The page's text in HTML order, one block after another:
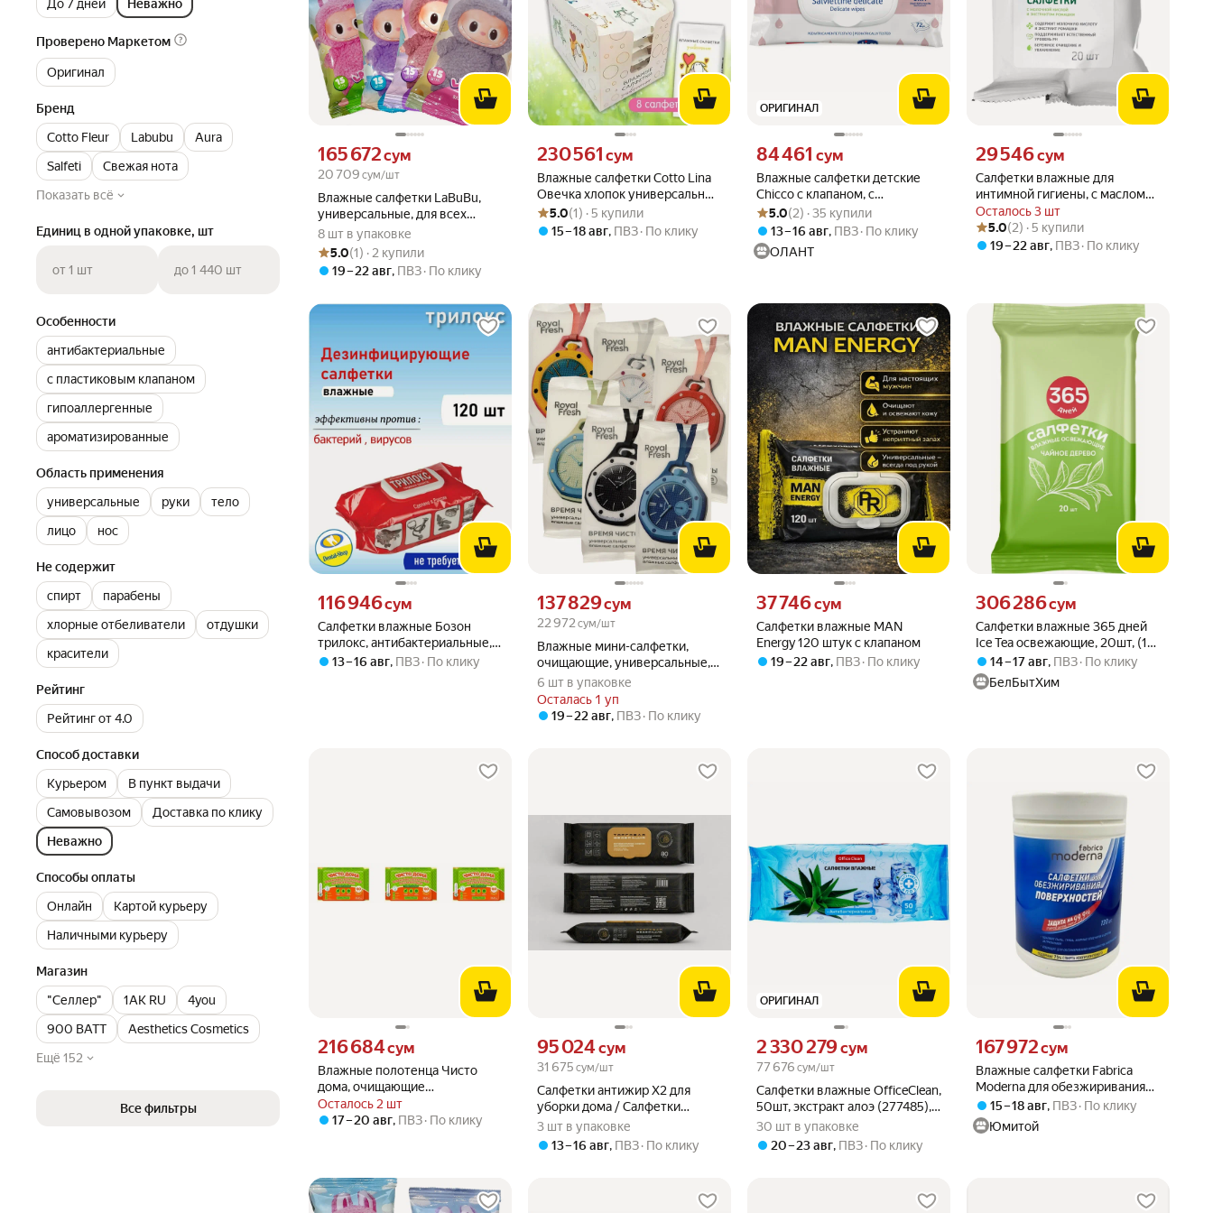
До 7 дней
Неважно
Проверено Маркетом
Оригинал
Бренд
Cotto Fleur
Labubu
Aura
Salfeti
Свежая нота
Показать всё
Единиц в одной упаковке, шт
от 1 шт до 1 440 шт
Особенности
антибактериальные
с пластиковым клапаном
гипоаллергенные
ароматизированные
Область применения
универсальные
руки
тело
лицо
нос
Не содержит
спирт
парабены
хлорные отбеливатели
отдушки
красители
Рейтинг
Рейтинг от 4.0
Способ доставки
Курьером
В пункт выдачи
Самовывозом
Доставка по клику
Неважно
Способы оплаты
Онлайн
Картой курьеру
Наличными курьеру
Магазин
"Селлер"
1AK RU
4you
900 ВАТТ
Aesthetics Cosmetics
Ещё 152
Все фильтры
Влажные салфетки LaBuBu,
универсальные, для всех
типов кожи,15 шт х 8 уп
8 шт в упаковке
Цена 165672 сум вместо
165 672сум
20 709 сум/шт
Рейтинг товара: 5.0 из 5
Оценок: (1) · 2 купили
5.0(1) · 2 купили
19 – 22 авг, ПВЗ По клику
Влажные салфетки Cotto Lina
Овечка хлопок универсальные
8шт. шоу-бокс 36 шт.
Цена 230561 сум вместо
230 561 сум
Рейтинг товара: 5.0 из 5
Оценок: (1) · 5 купили
5.0(1) · 5 купили
15 – 18 авг, ПВЗ По клику
ОРИГИНАЛ
Влажные салфетки детские
Chicco с клапаном, с
экстрактом мальвы, 72 шт, 0+
Цена 84461 сум вместо
84 461 сум
Рейтинг товара: 5.0 из 5
Оценок: (2) · 35 купили
5.0(2) · 35 купили
13 – 16 авг, ПВЗ По клику
ОЛАНТ
Салфетки влажные для
интимной гигиены, с маслом
ромашки, 20 шт/уп
Осталось 3 шт
Цена 29546 сум вместо
29 546сум
Рейтинг товара: 5.0 из 5
Оценок: (2) · 5 купили
5.0(2) · 5 купили
19 – 22 авг, ПВЗ По клику
Салфетки влажные Бозон
трилокс, антибактериальные, с
клапаном, универсальные,
Цена 116946 сум вместо
116 946сум
13 – 16 авг, ПВЗ По клику
Влажные мини-салфетки,
очищающие, универсальные,
без спирта, 8 шт х 6 уп
6 шт в упаковке
Осталась 1 уп
Цена 137829 сум вместо
137 829сум
22 972 сум/шт
19 – 22 авг, ПВЗ По клику
Салфетки влажные MAN
Energy 120 штук с клапаном
Цена 37746 сум вместо
37 746сум
19 – 22 авг, ПВЗ По клику
Салфетки влажные 365 дней
Ice Tea освежающие, 20шт, (18
шт)
Цена 306286 сум вместо
306 286сум
14 – 17 авг, ПВЗ По клику
БелБытХим
Влажные полотенца Чисто
дома, очищающие
универсальные с календулой,
60 шт, 3 уп.
Осталось 2 шт
Цена 216684 сум вместо
216 684сум
17 – 20 авг, ПВЗ По клику
Салфетки антижир Х2 для
уборки дома / Салфетки
влажные для кухни бытовые,
80шт - 3 упаковки (240 шт)
3 шт в упаковке
Цена 95024 сум вместо
95 024 сум
31 675 сум/шт
13 – 16 авг, ПВЗ По клику
ОРИГИНАЛ
Салфетки влажные OfficeClean,
50шт, экстракт алоэ (277485),
30 уп.
30 шт в упаковке
Цена 2330279 сум вместо
2 330 279сум
77 676 сум/шт
20 – 23 авг, ПВЗ По клику
Влажные салфетки Fabrica
Moderna для обезжиривания
поверхностей, 130 шт
(FM01685)
Цена 167972 сум вместо
167 972сум
15 – 18 авг, ПВЗ По клику
Юмитой